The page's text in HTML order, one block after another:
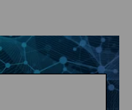
BLOGS